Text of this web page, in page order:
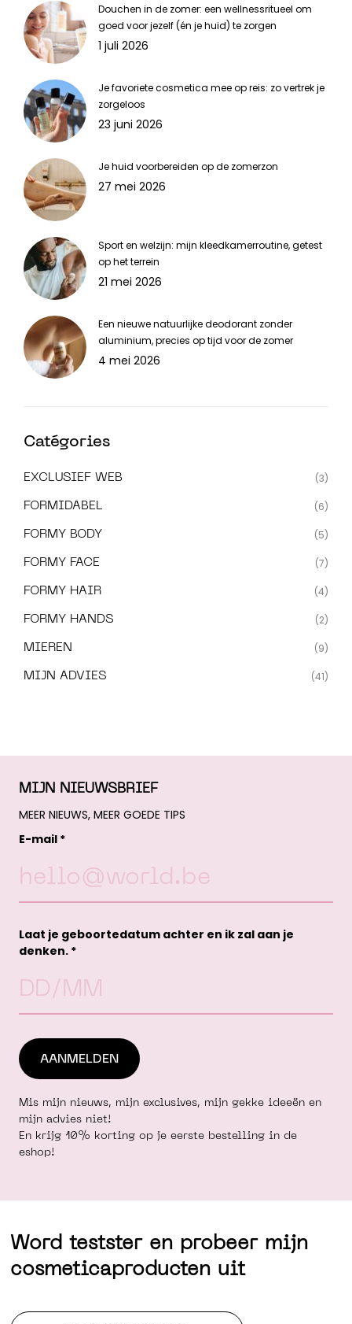
Douchen in de zomer: een wellnessritueel om
goed voor jezelf (én je huid) te zorgen
1 juli 2026
Je favoriete cosmetica mee op reis: zo vertrek je
zorgeloos
23 juni 2026
Je huid voorbereiden op de zomerzon
27 mei 2026
Sport en welzijn: mijn kleedkamerroutine, getest
op het terrein
21 mei 2026
Een nieuwe natuurlijke deodorant zonder
aluminium, precies op tijd voor de zomer
4 mei 2026
Catégories
EXCLUSIEF WEB (3)
FORMIDABEL (6)
FORMY BODY (5)
FORMY FACE (7)
FORMY HAIR (4)
FORMY HANDS (2)
MIEREN (9)
MIJN ADVIES (41)
MIJN NIEUWSBRIEF
MEER NIEUWS, MEER GOEDE TIPS
E-mail *
Laat je geboortedatum achter en ik zal aan je
denken. *
Mis mijn nieuws, mijn exclusives, mijn gekke ideeën en
mijn advies niet!
En krijg 10% korting op je eerste bestelling in de
eshop!
Word testster en probeer mijn
cosmeticaproducten uit